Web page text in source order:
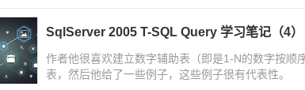
SqlServer 2005 T-SQL Query 学习笔记（4）
作者他很喜欢建立数字辅助表（即是1-N的数字按顺
表，然后他给了一些例子，这些例子很有代表性。